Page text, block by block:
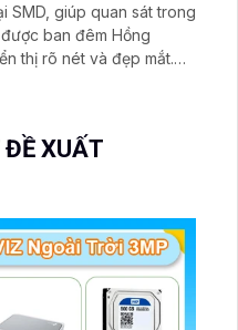
SMD, giúp quan sát trong
thị rõ nét và đẹp mắt.
ĐỀ XUẤT